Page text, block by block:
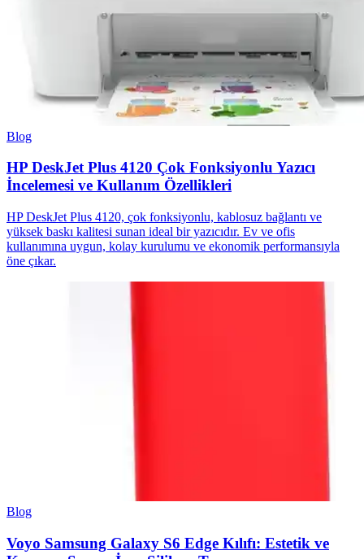
Blog
HP DeskJet Plus 4120 Çok Fonksiyonlu Yazıcı
İncelemesi ve Kullanım Özellikleri
HP DeskJet Plus 4120, çok fonksiyonlu, kablosuz bağlantı ve
yüksek baskı kalitesi sunan ideal bir yazıcıdır. Ev ve ofis
kullanımına uygun, kolay kurulumu ve ekonomik performansıyla
öne çıkar.
Blog
Voyo Samsung Galaxy S6 Edge Kılıfı: Estetik ve